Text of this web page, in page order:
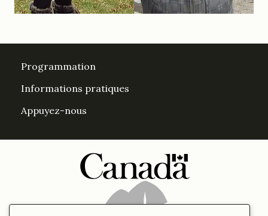
Programmation
Informations pratiques
Appuyez-nous